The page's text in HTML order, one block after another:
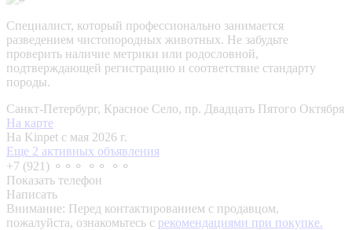
Специалист, который профессионально занимается
разведением чистопородных животных. Не забудьте
проверить наличие метрики или родословной,
подтверждающей регистрацию и соответствие стандарту
породы.
Санкт-Петербург, Красное Село, пр. Двадцать Пятого Октября
На карте
На Kinpet c мая 2026 г.
Еще 2 активных объявления
+7 (921) ⚬⚬⚬ ⚬⚬ ⚬⚬
Показать телефон
Написать
Внимание: Перед контактированием с продавцом,
пожалуйста, ознакомьтесь с рекомендациями при покупке.